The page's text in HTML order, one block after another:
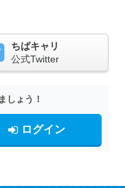
ちばキャリ
公式Twitter
しょう！
ログイン